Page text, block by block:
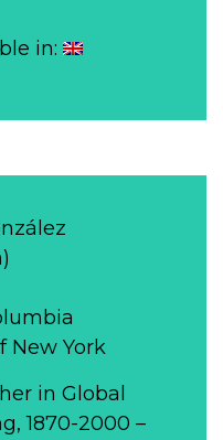
in:
New York
in Global
1870-2000 –